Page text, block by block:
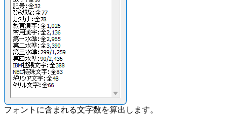
フォントに含まれる文字数を算出します。